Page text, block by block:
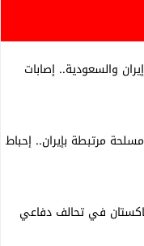
والسعودية.. إصابات
مرتبطة بإيران.. إحباط
في تحالف دفاعي